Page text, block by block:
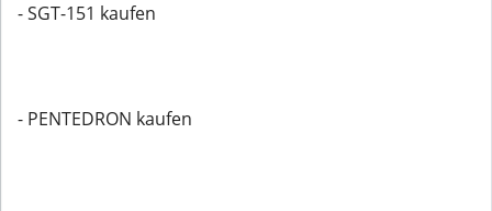
- SGT-151 kaufen
- PENTEDRON kaufen